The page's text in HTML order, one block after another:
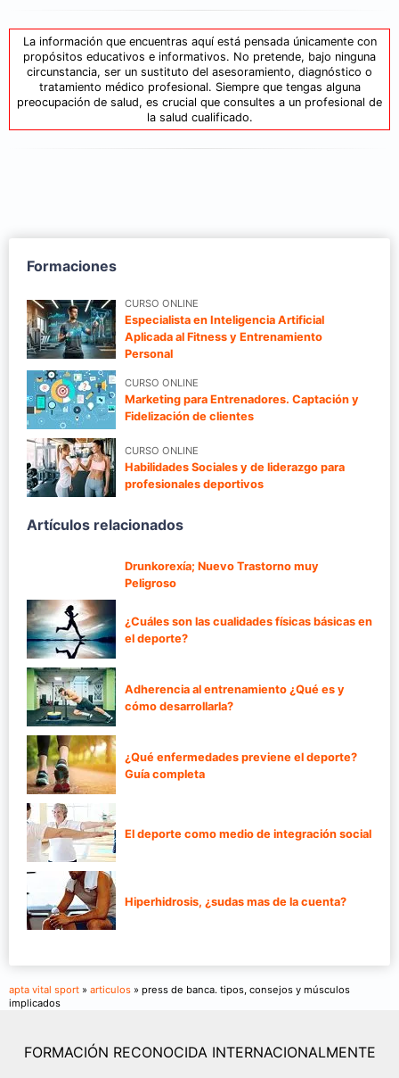
La información que encuentras aquí está pensada únicamente con
propósitos educativos e informativos. No pretende, bajo ninguna
circunstancia, ser un sustituto del asesoramiento, diagnóstico o
tratamiento médico profesional. Siempre que tengas alguna
preocupación de salud, es crucial que consultes a un profesional de
la salud cualificado.
Formaciones
CURSO ONLINE
Especialista en Inteligencia Artificial
Aplicada al Fitness y Entrenamiento
Personal
CURSO ONLINE
Marketing para Entrenadores. Captación y
Fidelización de clientes
CURSO ONLINE
Habilidades Sociales y de liderazgo para
profesionales deportivos
Artículos relacionados
Drunkorexía; Nuevo Trastorno muy
Peligroso
¿Cuáles son las cualidades físicas básicas en
el deporte?
Adherencia al entrenamiento ¿Qué es y
cómo desarrollarla?
¿Qué enfermedades previene el deporte?
Guía completa
El deporte como medio de integración social
Hiperhidrosis, ¿sudas mas de la cuenta?
apta vital sport » articulos » press de banca. tipos, consejos y músculos
implicados
FORMACIÓN RECONOCIDA INTERNACIONALMENTE